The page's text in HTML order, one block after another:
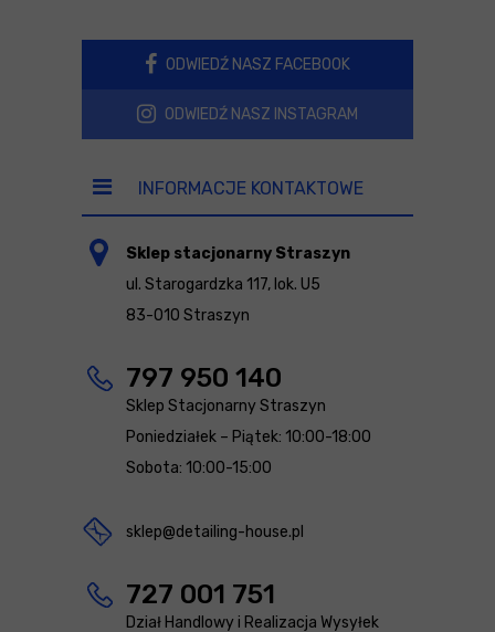
ODWIEDŹ NASZ FACEBOOK
ODWIEDŹ NASZ INSTAGRAM
INFORMACJE KONTAKTOWE
Sklep stacjonarny Straszyn
ul. Starogardzka 117, lok. U5
83-010 Straszyn
797 950 140
Sklep Stacjonarny Straszyn
Poniedziałek – Piątek: 10:00-18:00
Sobota: 10:00-15:00
sklep@detailing-house.pl
727 001 751
Dział Handlowy i Realizacja Wysyłek